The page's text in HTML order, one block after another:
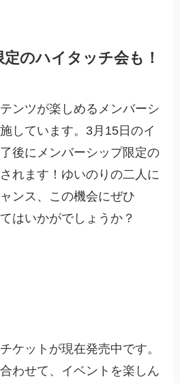
のハイタッチ会も！
ンツが楽しめるメンバーシ
しています。3月15日のイ
後にメンバーシップ限定の
れます！ゆいのりの二人に
ンス、この機会にぜひ
はいかがでしょうか？
ケットが現在発売中です。
わせて、イベントを楽しん